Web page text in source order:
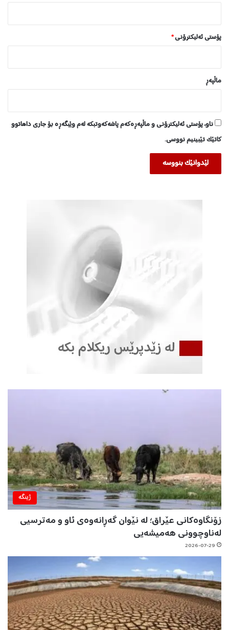
پۆستی ئەلیکترۆنی*
ماڵپه‌ڕ
ناو، پۆستی ئەلیکترۆنی و ماڵپەڕەکەم پاشەکەوتبکە لەم وێبگەڕە بۆ جاری داهاتوو
کاتێک تێبینیم نووسی.
ژینگه‌
زۆنگاوەکانی عێراق؛ لە نێوان گەڕانەوەی ئاو و مەترسیی
لەناوچوونی هەمیشەیی
2026-07-29